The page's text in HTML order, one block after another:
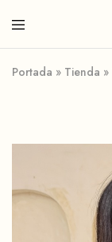
Portada » Tienda »